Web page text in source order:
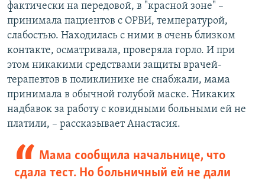
фактически на передовой, в "красной зоне" –
принимала пациентов с ОРВИ, температурой,
слабостью. Находилась с ними в очень близком
контакте, осматривала, проверяла горло. И при
этом никакими средствами защиты врачей-
терапевтов в поликлинике не снабжали, мама
принимала в обычной голубой маске. Никаких
надбавок за работу с ковидными больными ей не
платили, – рассказывает Анастасия.
Мама сообщила начальнице, что
сдала тест. Но больничный ей не дали